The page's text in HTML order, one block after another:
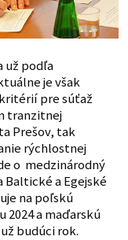
už podľa
je však
pre súťaž
tranzitnej
Prešov, tak
rýchlostnej
o medzinárodný
a Egejské
na poľskú
2024 a maďarskú
budúci rok.